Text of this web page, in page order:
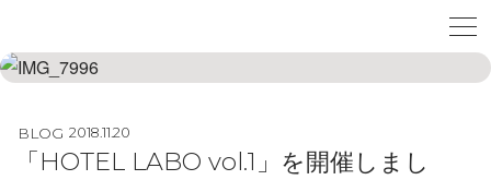
BLOG 2018.11.20
「HOTEL LABO vol.1」を開催しまし